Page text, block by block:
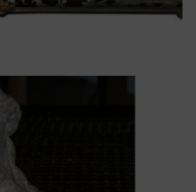
,Carette,Ecailles de tortue
Louis XIV «
– Marqueterie